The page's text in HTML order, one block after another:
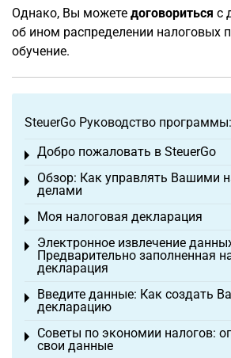
Однако, Вы можете договориться с
об ином распределении налоговых
обучение.
SteuerGo Руководство программы:
Добро пожаловать в SteuerGo
Toggle menu
Обзор: Как управлять Вашими
делами
Toggle menu
Моя налоговая декларация
Toggle menu
Электронное извлечение
Предварительно заполненная
декларация
Toggle menu
Введите данные: Как создать
декларацию
Toggle menu
Советы по экономии налогов:
свои данные
Toggle menu